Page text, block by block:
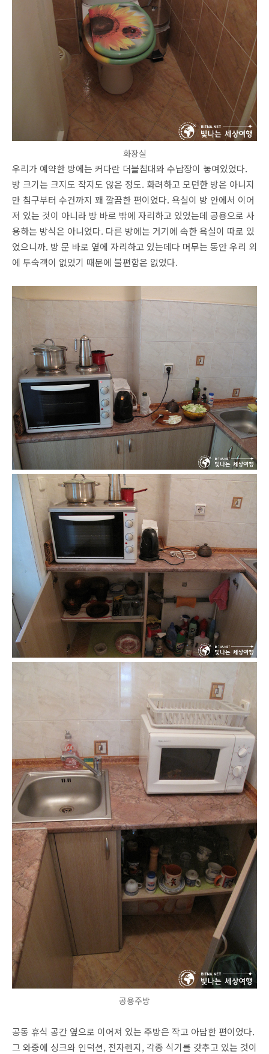
화장실
우리가 예약한 방에는 커다란 더블침대와 수납장이 놓여있었다.
방 크기는 크지도 작지도 않은 정도. 화려하고 모던한 방은 아니지
만 침구부터 수건까지 꽤 깔끔한 편이었다. 욕실이 방 안에서 이어
져 있는 것이 아니라 방 바로 밖에 자리하고 있었는데 공용으로 사
용하는 방식은 아니었다. 다른 방에는 거기에 속한 욕실이 따로 있
었으니까. 방 문 바로 옆에 자리하고 있는데다 머무는 동안 우리 외
에 투숙객이 없었기 때문에 불편함은 없었다.
공용주방
공동 휴식 공간 옆으로 이어져 있는 주방은 작고 아담한 편이었다.
그 와중에 싱크와 인덕션, 전자렌지, 각종 식기를 갖추고 있는 것이